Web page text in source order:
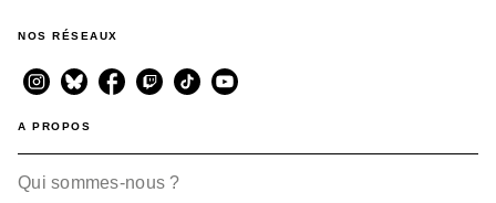
NOS RÉSEAUX
A PROPOS
Qui sommes-nous ?